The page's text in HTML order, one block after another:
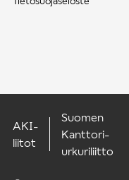
AKI-
liitot
Suomen
Kanttori-
urkuriliitto